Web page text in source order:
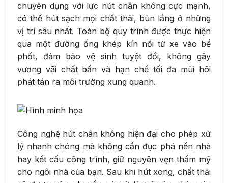
chuyên dụng với lực hút chân không cực mạnh,
có thể hút sạch mọi chất thải, bùn lắng ở những
vị trí sâu nhất. Toàn bộ quy trình được thực hiện
qua một đường ống khép kín nối từ xe vào bể
phốt, đảm bảo vệ sinh tuyệt đối, không gây
vương vãi chất bẩn và hạn chế tối đa mùi hôi
phát tán ra môi trường xung quanh.
Công nghệ hút chân không hiện đại cho phép xử
lý nhanh chóng mà không cần đục phá nền nhà
hay kết cấu công trình, giữ nguyên vẹn thẩm mỹ
cho ngôi nhà của bạn. Sau khi hút xong, chất thải